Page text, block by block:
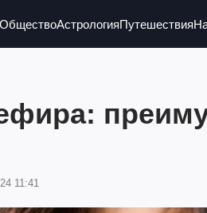
АстрологияПутешествия
11:41